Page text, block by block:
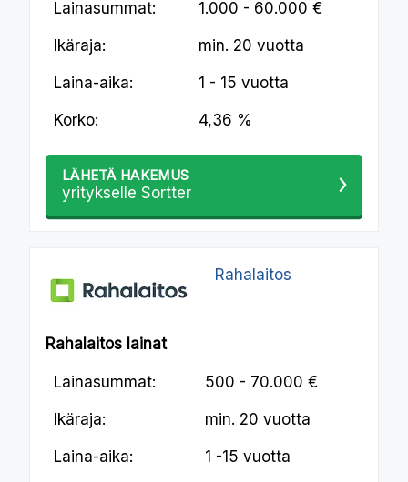
Lainasummat: 1.000 - 60.000 €
Ikäraja: min. 20 vuotta
Laina-aika: 1 - 15 vuotta
Korko: 4,36 %
LÄHETÄ HAKEMUS
yritykselle Sortter
Rahalaitos
Rahalaitos lainat
Lainasummat: 500 - 70.000 €
Ikäraja: min. 20 vuotta
Laina-aika: 1 -15 vuotta